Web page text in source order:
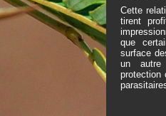
Cette
tirent
que
surface
un autre
protection